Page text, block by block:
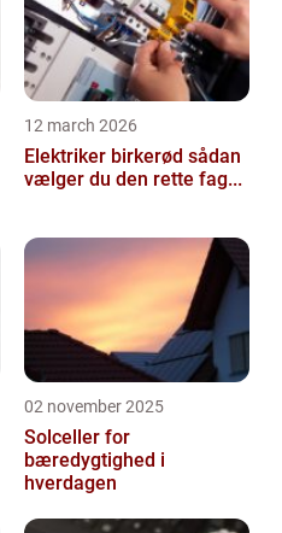
12 march 2026
Elektriker birkerød sådan
vælger du den rette fag...
02 november 2025
Solceller for
bæredygtighed i
hverdagen